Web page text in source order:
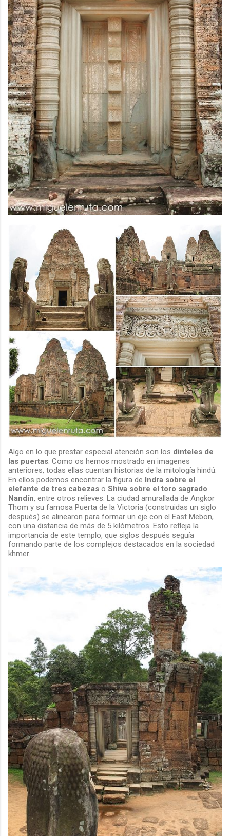
Algo en lo que prestar especial atención son los dinteles de
las puertas. Como os hemos mostrado en imagenes
anteriores, todas ellas cuentan historias de la mitología hindú.
En ellos podemos encontrar la figura de Indra sobre el
elefante de tres cabezas o Shiva sobre el toro sagrado
Nandín, entre otros relieves. La ciudad amurallada de Angkor
Thom y su famosa Puerta de la Victoria (construidas un siglo
después) se alinearon para formar un eje con el East Mebon,
con una distancia de más de 5 kilómetros. Esto refleja la
importancia de este templo, que siglos después seguía
formando parte de los complejos destacados en la sociedad
khmer.